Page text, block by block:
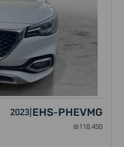
MG
EHS-PHEV
2023
₪118,450